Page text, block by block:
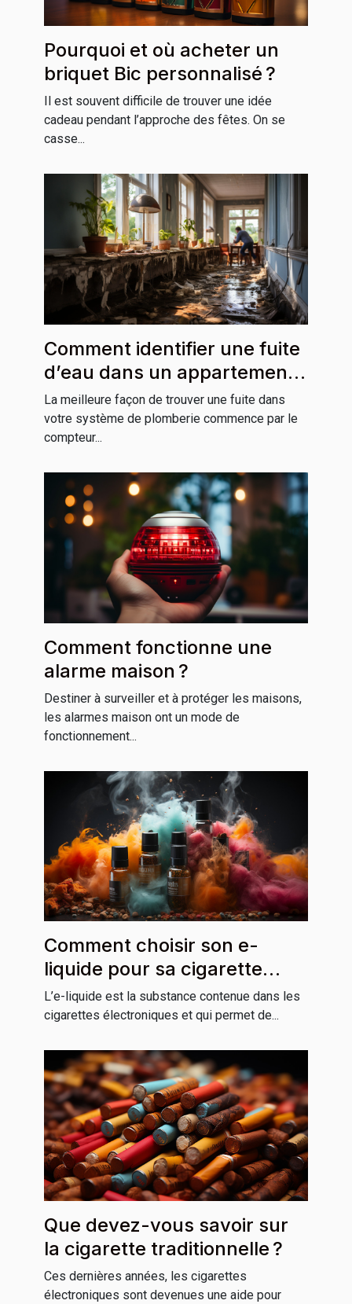
Pourquoi et où acheter un
briquet Bic personnalisé ?
Il est souvent difficile de trouver une idée
cadeau pendant l’approche des fêtes. On se
casse...
Comment identifier une fuite
d’eau dans un appartement
ou une maison ?
La meilleure façon de trouver une fuite dans
votre système de plomberie commence par le
compteur...
Comment fonctionne une
alarme maison ?
Destiner à surveiller et à protéger les maisons,
les alarmes maison ont un mode de
fonctionnement...
Comment choisir son e-
liquide pour sa cigarette
électronique ?
L’e-liquide est la substance contenue dans les
cigarettes électroniques et qui permet de...
Que devez-vous savoir sur
la cigarette traditionnelle ?
Ces dernières années, les cigarettes
électroniques sont devenues une aide pour